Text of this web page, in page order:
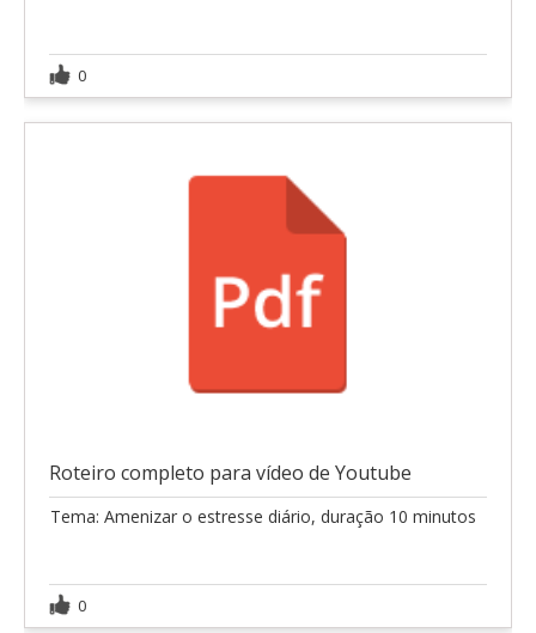
0
Roteiro completo para vídeo de Youtube
Tema: Amenizar o estresse diário, duração 10 minutos
0